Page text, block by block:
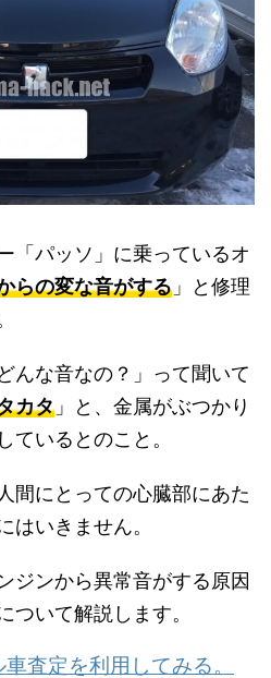
「パッソ」に乗っているオ
らの変な音がする 」と修理
んな音なの？」って聞いて
カタ 」と、金属がぶつかり
ているとのこと。
間にとっての心臓部にあた
はいきません。
ジンから異常音がする原因
ついて解説します。
査定を利用してみる。